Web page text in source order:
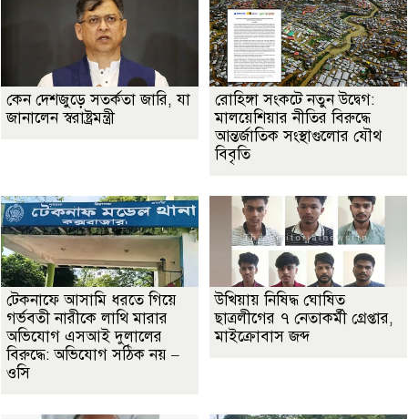
কেন দেশজুড়ে সতর্কতা জারি, যা
জানালেন স্বরাষ্ট্রমন্ত্রী
রোহিঙ্গা সংকটে নতুন উদ্বেগ:
মালয়েশিয়ার নীতির বিরুদ্ধে
আন্তর্জাতিক সংস্থাগুলোর যৌথ
বিবৃতি
টেকনাফে আসামি ধরতে গিয়ে
গর্ভবতী নারীকে লাথি মারার
অভিযোগ এসআই দুলালের
বিরুদ্ধে: অভিযোগ সঠিক নয় –
ওসি
উখিয়ায় নিষিদ্ধ ঘোষিত
ছাত্রলীগের ৭ নেতাকর্মী গ্রেপ্তার,
মাইক্রোবাস জব্দ